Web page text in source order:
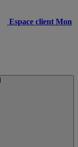
Espace client Mon